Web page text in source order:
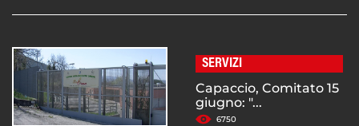
SERVIZI
Capaccio, Comitato 15
giugno: "...
6750